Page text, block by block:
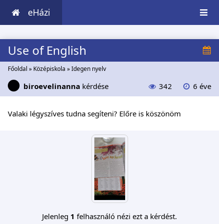
eHázi
Use of English
Főoldal » Középiskola »Idegen nyelv
biroevelinanna kérdése 342 6 éve
Valaki légyszíves tudna segíteni? Előre is köszönöm
Jelenleg 1 felhasználó nézi ezt a kérdést.